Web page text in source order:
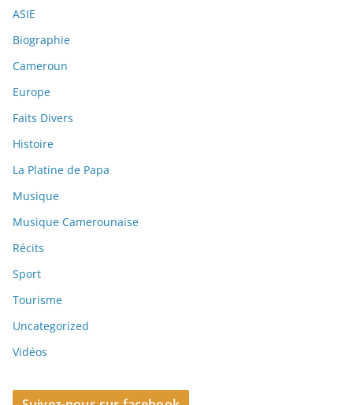
ASIE
Biographie
Cameroun
Europe
Faits Divers
Histoire
La Platine de Papa
Musique
Musique Camerounaise
Récits
Sport
Tourisme
Uncategorized
Vidéos